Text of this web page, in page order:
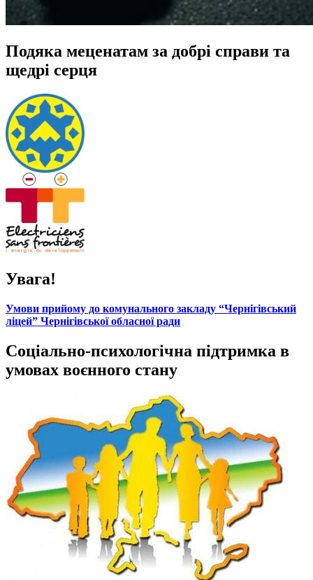
Подяка меценатам за добрі справи та
щедрі серця
Увага!
Умови прийому до комунального закладу “Чернігівський
ліцей” Чернігівської обласної ради
Соціально-психологічна підтримка в
умовах воєнного стану